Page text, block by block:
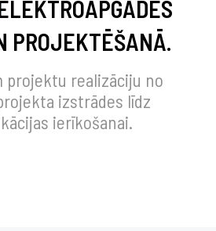
PROJEKTĒŠANĀ.
projektu realizāciju no
izstrādes līdz
ierīkošanai.